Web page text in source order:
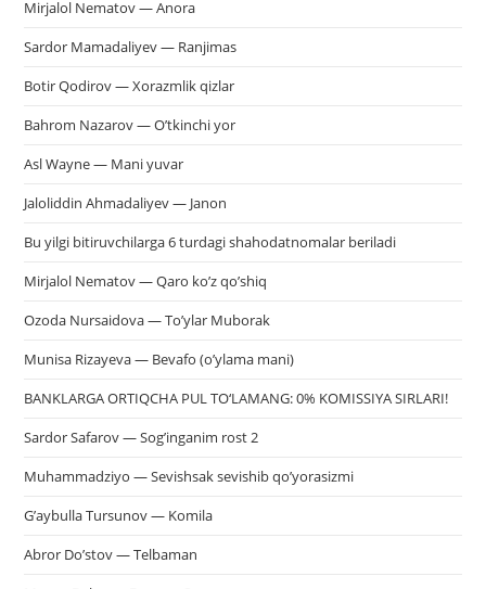
Mirjalol Nematov — Anora
Sardor Mamadaliyev — Ranjimas
Botir Qodirov — Xorazmlik qizlar
Bahrom Nazarov — O’tkinchi yor
Asl Wayne — Mani yuvar
Jaloliddin Ahmadaliyev — Janon
Bu yilgi bitiruvchilarga 6 turdagi shahodatnomalar beriladi
Mirjalol Nematov — Qaro ko’z qo’shiq
Ozoda Nursaidova — To’ylar Muborak
Munisa Rizayeva — Bevafo (o’ylama mani)
BANKLARGA ORTIQCHA PUL TO‘LAMANG: 0% KOMISSIYA SIRLARI!
Sardor Safarov — Sog’inganim rost 2
Muhammadziyo — Sevishsak sevishib qo’yorasizmi
G’aybulla Tursunov — Komila
Abror Do’stov — Telbaman